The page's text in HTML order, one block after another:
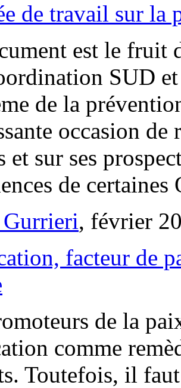
de travail sur la
est le fruit
SUD
de la
occasion
et sur ses
de certaines
, février
facteur de
de la
comme
Toutefois, il faut